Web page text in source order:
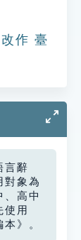
作 臺
言辭
對象為
、高中
使用
》。